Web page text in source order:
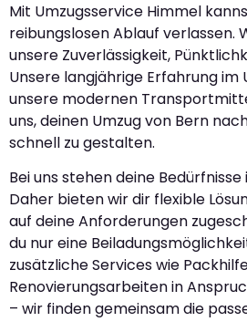
Mit Umzugsservice Himmel
reibungslosen Ablauf verlassen.
unsere Zuverlässigkeit,
Unsere langjährige Erfahrung im
unsere modernen
uns, deinen Umzug von Bern
schnell zu gestalten.
Bei uns stehen deine
Daher bieten wir dir flexible
auf deine Anforderungen
du nur eine
zusätzliche Services wie
Renovierungsarbeiten in
– wir finden gemeinsam die